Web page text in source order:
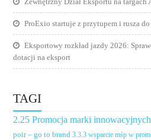
ProExio startuje z przytupem i rusza
Eksportowy rozkład jazdy 2026:
dotacji na eksport
TAGI
2.25 Promocja marki
poir – go to brand 3.3.3 wsparcie mśp w